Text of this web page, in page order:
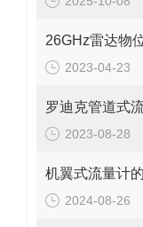
26GHz雷达物
2023-04-23
2023-08-28
机翼式流量计
2024-08-26